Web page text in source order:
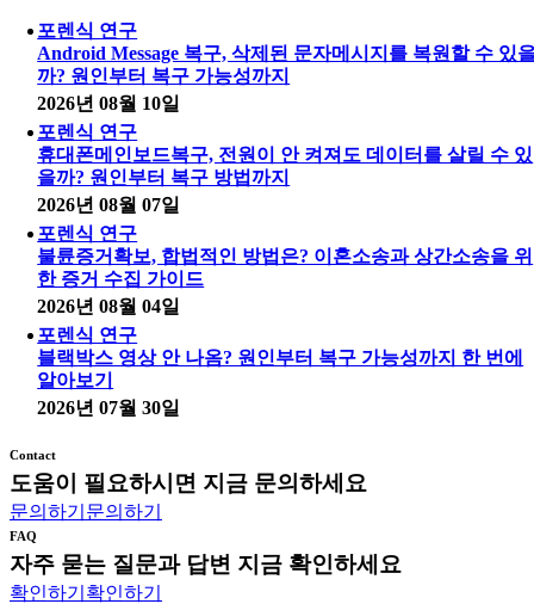
포렌식 연구
Android Message 복구, 삭제된 문자메시지를 복원할 수 있
까? 원인부터 복구 가능성까지
2026년 08월 10일
포렌식 연구
휴대폰메인보드복구, 전원이 안 켜져도 데이터를 살릴 수 있
을까? 원인부터 복구 방법까지
2026년 08월 07일
포렌식 연구
불륜증거확보, 합법적인 방법은? 이혼소송과 상간소송을 위
한 증거 수집 가이드
2026년 08월 04일
포렌식 연구
블랙박스 영상 안 나옴? 원인부터 복구 가능성까지 한 번에
알아보기
2026년 07월 30일
Contact
도움이 필요하시면 지금 문의하세요
문의하기 문의하기
FAQ
자주 묻는 질문과 답변 지금 확인하세요
확인하기 확인하기